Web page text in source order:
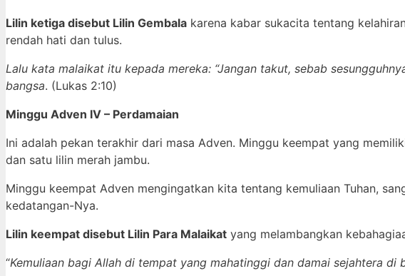
Lilin ketiga disebut Lilin Gembala karena kabar sukacita tentang
rendah hati dan tulus.
Lalu kata malaikat itu kepada mereka: “Jangan takut, sebab
bangsa. (Lukas 2:10)
Minggu Adven IV – Perdamaian
Ini adalah pekan terakhir dari masa Adven. Minggu keempat yang
dan satu lilin merah jambu.
Minggu keempat Adven mengingatkan kita tentang kemuliaan Tuhan,
kedatangan-Nya.
Lilin keempat disebut Lilin Para Malaikat yang melambangkan
“Kemuliaan bagi Allah di tempat yang mahatinggi dan damai sejahtera